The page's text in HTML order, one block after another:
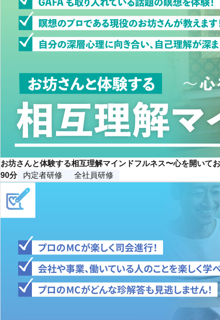
お坊さんと体験する相互理解マインドフルネス〜心を開いて
90分
内定者研修 全社員研修